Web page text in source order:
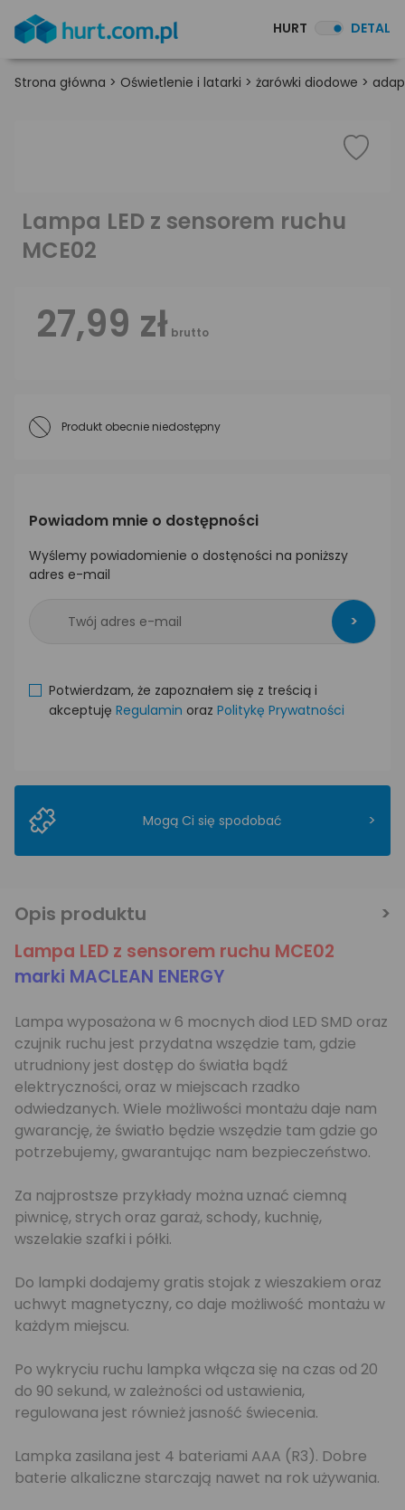
HURT DETAL
Strona główna > Oświetlenie i latarki > żarówki diodowe >
Lampa LED z sensorem ruchu
MCE02
27,99 zł brutto
Produkt obecnie niedostępny
Powiadom mnie o dostępności
Wyślemy powiadomienie o dostęności na poniższy
adres e-mail
>
Potwierdzam, że zapoznałem się z treścią i
akceptuję Regulamin oraz Politykę Prywatności
Mogą Ci się spodobać >
Opis produktu
Lampa LED z sensorem ruchu MCE02
marki MACLEAN ENERGY
Lampa wyposażona w 6 mocnych diod LED SMD oraz
czujnik ruchu jest przydatna wszędzie tam, gdzie
utrudniony jest dostęp do światła bądź
elektryczności, oraz w miejscach rzadko
odwiedzanych. Wiele możliwości montażu daje nam
gwarancję, że światło będzie wszędzie tam gdzie go
potrzebujemy, gwarantując nam bezpieczeństwo.
Za najprostsze przykłady można uznać ciemną
piwnicę, strych oraz garaż, schody, kuchnię,
wszelakie szafki i półki.
Do lampki dodajemy gratis stojak z wieszakiem oraz
uchwyt magnetyczny, co daje możliwość montażu w
każdym miejscu.
Po wykryciu ruchu lampka włącza się na czas od 20
do 90 sekund, w zależności od ustawienia,
regulowana jest również jasność świecenia.
Lampka zasilana jest 4 bateriami AAA (R3). Dobre
baterie alkaliczne starczają nawet na rok używania.